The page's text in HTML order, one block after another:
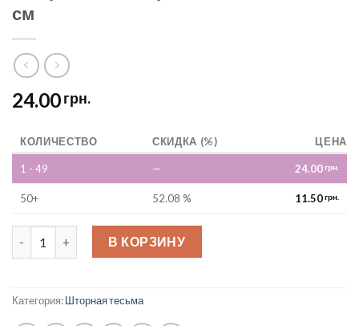
см
24.00грн.
КОЛИЧЕСТВО СКИДКА (%) ЦЕНА
1 - 49 — 24.00грн.
50+ 52.08 % 11.50грн.
Шторная лента органза (шахматка) 6 см quantity
В КОРЗИНУ
Категория:Шторная тесьма